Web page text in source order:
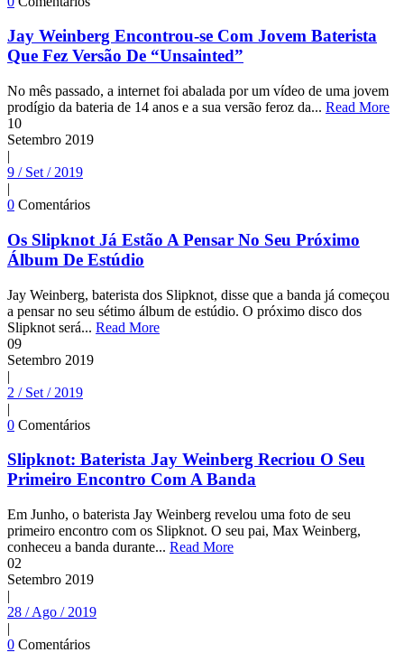
Jay Weinberg Encontrou-se Com Jovem Baterista
Que Fez Versão De “Unsainted”
No mês passado, a internet foi abalada por um vídeo de uma jovem
prodígio da bateria de 14 anos e a sua versão feroz da... Read More
10
Setembro 2019
|
9 / Set / 2019
|
0 Comentários
Os Slipknot Já Estão A Pensar No Seu Próximo
Álbum De Estúdio
Jay Weinberg, baterista dos Slipknot, disse que a banda já começou
a pensar no seu sétimo álbum de estúdio. O próximo disco dos
Slipknot será... Read More
09
Setembro 2019
|
2 / Set / 2019
|
0 Comentários
Slipknot: Baterista Jay Weinberg Recriou O Seu
Primeiro Encontro Com A Banda
Em Junho, o baterista Jay Weinberg revelou uma foto de seu
primeiro encontro com os Slipknot. O seu pai, Max Weinberg,
conheceu a banda durante... Read More
02
Setembro 2019
|
28 / Ago / 2019
|
0 Comentários